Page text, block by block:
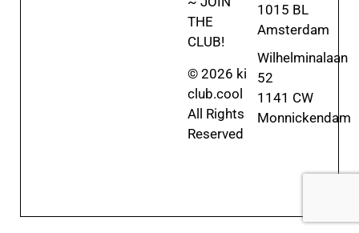
THE
CLUB!
© 2026 ki
club.cool
All Rights
Reserved
1015 BL
Amsterdam
Wilhelminalaan
52
1141 CW
Monnickendam